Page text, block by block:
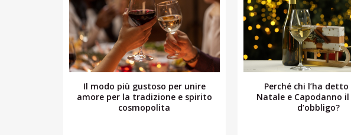
Il modo più gustoso per unire
amore per la tradizione e spirito
cosmopolita
Perché chi l’ha detto
Natale e Capodanno il
d’obbligo?